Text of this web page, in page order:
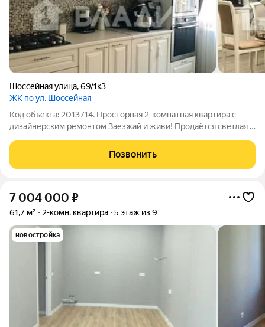
Шоссейная улица,69/1к3
ЖК по ул. Шоссейная
Код объекта: 2013714. Просторная 2-комнатная квартира с
дизайнерским ремонтом Заезжай и живи! Продаётся светлая и
«Комфорт» по адресу: пгт Яблоновский, ул. Шоссейная, 69/1к3
1 этаж из 9, монолитный
Позвонить
7 004 000 ₽
61,7 м² 2-комн. квартира 5 этаж из 9
новостройка